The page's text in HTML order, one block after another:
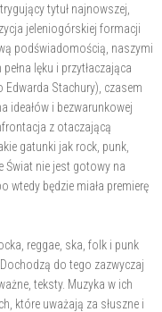
tytuł najnowszej,
jeleniogórskiej formacji
podświadomością, naszymi
lęku i przytłaczająca
Edwarda Stachury), czasem
ideałów i bezwarunkowej
z otaczającą
gatunki jak rock, punk,
Świat nie jest gotowy na
wtedy będzie miała premierę
reggae, ska, folk i punk
do tego zazwyczaj
teksty. Muzyka w ich
które uważają za słuszne i